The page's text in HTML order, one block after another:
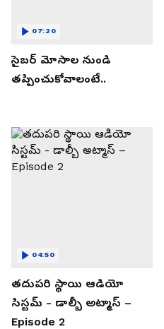
సైబర్ మోసాల నుండి
తప్పించుకోవాలంటే..
07:20
తదుపరి స్థాయి ఆడియో
సిస్టమ్ - డాల్బీ అట్మాస్ –
Episode 2
04:50